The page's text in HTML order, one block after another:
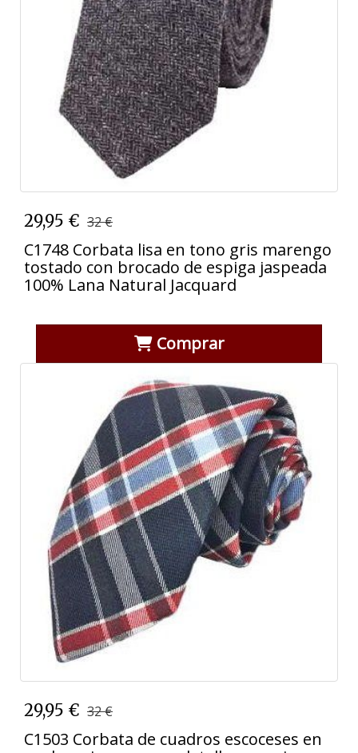
29,95 € 32 €
C1748 Corbata lisa en tono gris marengo
tostado con brocado de espiga jaspeada
100% Lana Natural Jacquard
Comprar
29,95 € 32 €
C1503 Corbata de cuadros escoceses en